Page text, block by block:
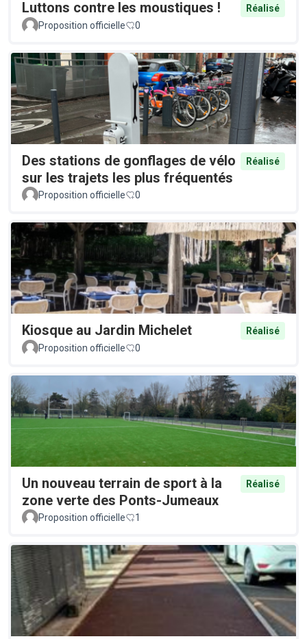
Luttons contre les moustiques !
Réalisé
Proposition officielle
0
Des stations de gonflages de vélo
sur les trajets les plus fréquentés
Réalisé
Proposition officielle 0
Kiosque au Jardin Michelet
Réalisé
Proposition officielle
0
Un nouveau terrain de sport à la
zone verte des Ponts-Jumeaux
Réalisé
Proposition officielle 1